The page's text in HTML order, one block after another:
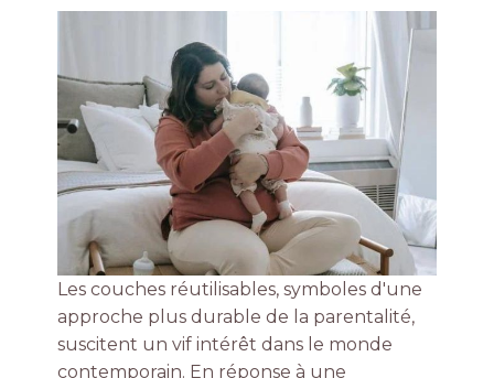
Les couches réutilisables, symboles d'une
approche plus durable de la parentalité,
suscitent un vif intérêt dans le monde
contemporain. En réponse à une